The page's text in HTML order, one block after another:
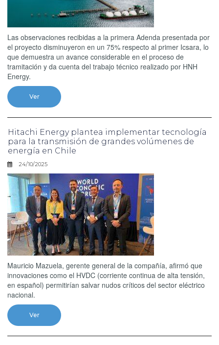
Las observaciones recibidas a la primera Adenda presentada por
el proyecto disminuyeron en un 75% respecto al primer Icsara, lo
que demuestra un avance considerable en el proceso de
tramitación y da cuenta del trabajo técnico realizado por HNH
Energy.
Ver
Hitachi Energy plantea implementar tecnología
para la transmisión de grandes volúmenes de
energía en Chile
24/10/2025
Mauricio Mazuela, gerente general de la compañía, afirmó que
innovaciones como el HVDC (corriente continua de alta tensión,
en español) permitirían salvar nudos críticos del sector eléctrico
nacional.
Ver